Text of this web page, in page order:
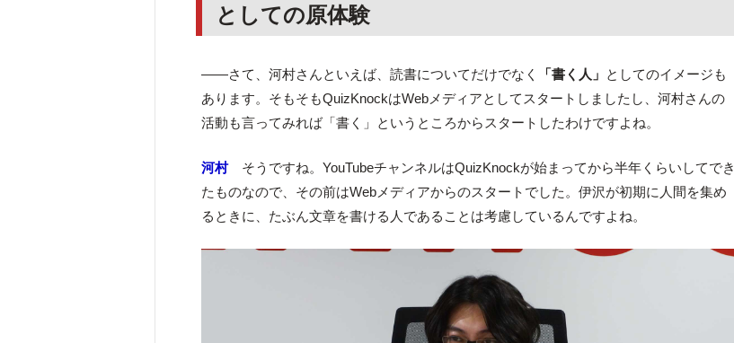
としての原体験
――さて、河村さんといえば、読書についてだけでなく 「書く人」 としてのイメージも
あります。そもそもQuizKnockはWebメディアとしてスタートしましたし、河村さんの
活動も言ってみれば「書く」というところからスタートしたわけですよね。
河村そうですね。YouTubeチャンネルはQuizKnockが始まってから半年くらいしてでき
たものなので、その前はWebメディアからのスタートでした。伊沢が初期に人間を集め
るときに、たぶん文章を書ける人であることは考慮しているんですよね。